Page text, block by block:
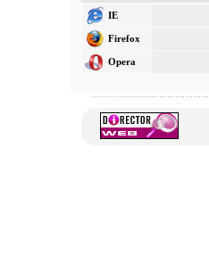
IE
Firefox
Opera